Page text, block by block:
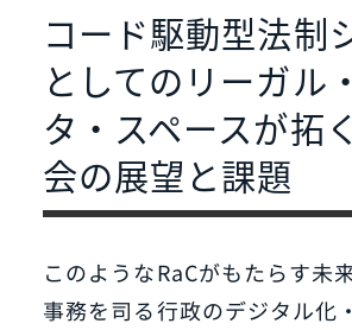
コード駆動型法制
としてのリーガル
タ・スペースが拓
会の展望と課題
このようなRaCがもたらす未
事務を司る行政のデジタル化